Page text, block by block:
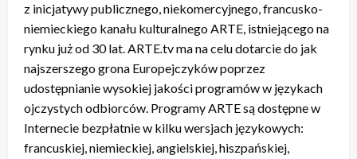
z inicjatywy publicznego, niekomercyjnego, francusko-
niemieckiego kanału kulturalnego ARTE, istniejącego na
rynku już od 30 lat. ARTE.tv ma na celu dotarcie do jak
najszerszego grona Europejczyków poprzez
udostępnianie wysokiej jakości programów w językach
ojczystych odbiorców. Programy ARTE są dostępne w
Internecie bezpłatnie w kilku wersjach językowych:
francuskiej, niemieckiej, angielskiej, hiszpańskiej,